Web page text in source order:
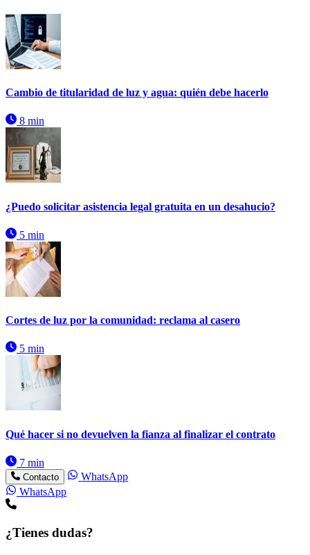
Cambio de titularidad de luz y agua: quién debe hacerlo
8 min
¿Puedo solicitar asistencia legal gratuita en un desahucio?
5 min
Cortes de luz por la comunidad: reclama al casero
5 min
Qué hacer si no devuelven la fianza al finalizar el contrato
7 min
Contacto
WhatsApp
WhatsApp
¿Tienes dudas?